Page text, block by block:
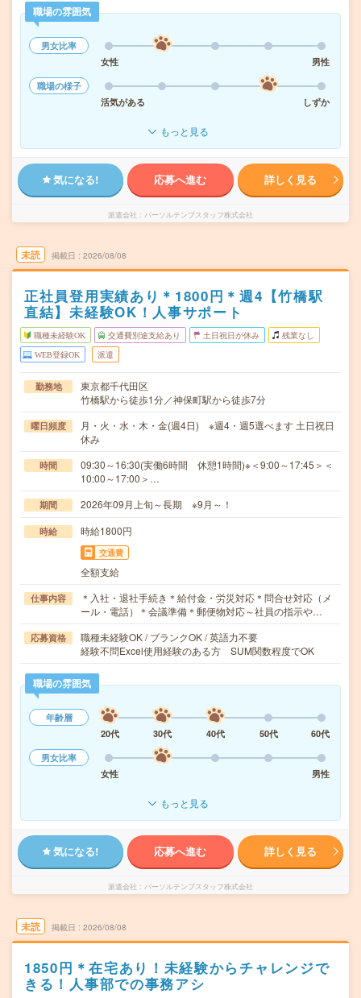
職場の雰囲気
男女比率
女性
男性
職場の様子
活気がある
しずか
もっと見る
気になる! 応募へ進む 詳しく見る
派遣会社 パーソルテンプスタッフ株式会社
未読 掲載日 2026/08/08
正社員登用実績あり＊1800円＊週4【竹橋駅
直結】未経験OK！人事サポート
職種未経験OK 交通費別途支給あり 土日祝日が休み 残業なし
WEB登録OK 派遣
勤務地
東京都千代田区
竹橋駅から徒歩1分／神保町駅から徒歩7分
曜日頻度
月・火・水・木・金(週4日) ※週4・週5選べます 土日祝日
休み
時間
09:30～16:30(実働6時間 休憩1時間)※＜9:00～17:45＞＜
10:00～17:00＞…
期間 2026年09月上旬～長期 ※9月～！
時給 時給1800円
交通費
全額支給
仕事内容
＊入社・退社手続き＊給付金・労災対応＊問合せ対応（メ
ール・電話）＊会議準備＊郵便物対応～社員の指示や…
応募資格
職種未経験OK / ブランクOK / 英語力不要
経験不問Excel使用経験のある方 SUM関数程度でOK
職場の雰囲気
年齢層
20代
30代 40代 50代
60代
男女比率
女性
男性
もっと見る
気になる! 応募へ進む 詳しく見る
派遣会社 パーソルテンプスタッフ株式会社
未読 掲載日 2026/08/08
1850円＊在宅あり！未経験からチャレンジで
きる！人事部での事務アシ